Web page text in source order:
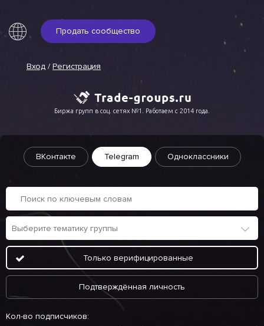
Продать сообщество
Вход / Регистрация
Биржа групп в соц. сетях №1. Работаем с 2014 года.
ВКонтакте Telegram Одноклассники
Только верифицированные
Подтверждённая личность
Кол-во подписчиков: